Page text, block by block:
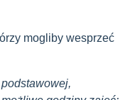
mogliby wesprzeć